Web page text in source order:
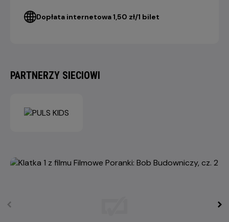
Dopłata internetowa 1,50 zł/1 bilet
PARTNERZY SIECIOWI